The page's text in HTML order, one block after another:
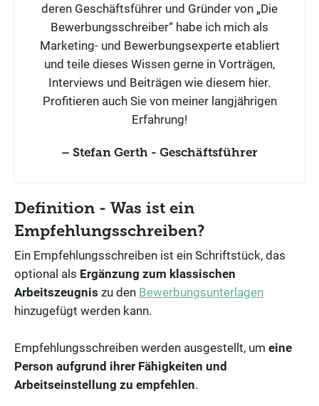
deren Geschäftsführer und Gründer von „Die
Bewerbungsschreiber“ habe ich mich als
Marketing- und Bewerbungsexperte etabliert
und teile dieses Wissen gerne in Vorträgen,
Interviews und Beiträgen wie diesem hier.
Profitieren auch Sie von meiner langjährigen
Erfahrung!
Stefan Gerth - Geschäftsführer
Definition - Was ist ein
Empfehlungsschreiben?
Ein Empfehlungsschreiben ist ein Schriftstück, das
optional als Ergänzung zum klassischen
Arbeitszeugnis zu den Bewerbungsunterlagen
hinzugefügt werden kann.
Empfehlungsschreiben werden ausgestellt, um eine
Person aufgrund ihrer Fähigkeiten und
Arbeitseinstellung zu empfehlen.